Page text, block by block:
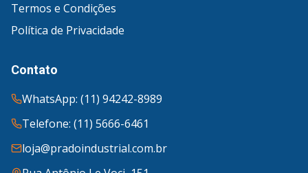
Termos e Condições
Política de Privacidade
Contato
WhatsApp: (11) 94242-8989
Telefone: (11) 5666-6461
loja@pradoindustrial.com.br